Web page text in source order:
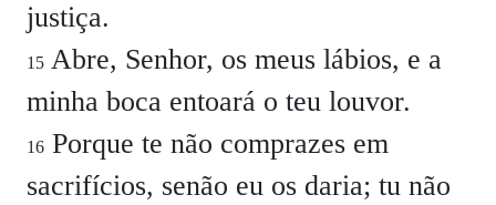
justiça.
15 Abre, Senhor, os meus lábios, e a
minha boca entoará o teu louvor.
16 Porque te não comprazes em
sacrifícios, senão eu os daria; tu não